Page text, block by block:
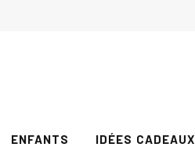
ENFANTS IDÉES CADEAUX